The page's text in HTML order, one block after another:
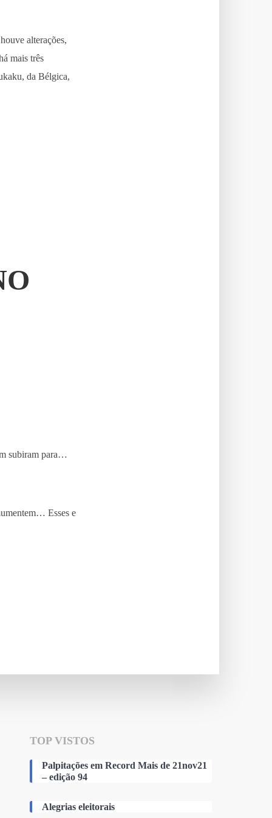
alterações,
mais três
da Bélgica,
subiram para…
Esses e
TOP VISTOS
Palpitações em Record Mais de 21nov21
– edição 94
Alegrias eleitorais